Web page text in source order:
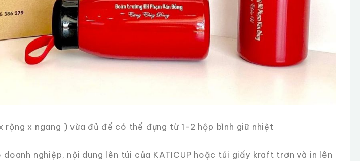
rộng x ngang ) vừa đủ để có thể đựng từ 1-2 hộp bình giữ nhiệt
nghiệp, nội dung lên túi của KATICUP hoặc túi giấy kraft trơn và in lên